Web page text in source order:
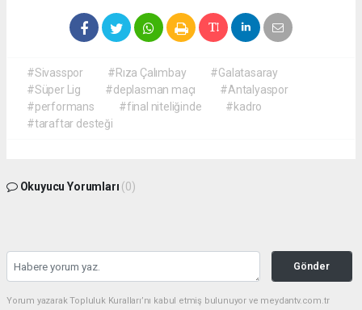
#Sivasspor #Rıza Çalımbay
#Galatasaray
#Süper Lig
#deplasman maçı
#Antalyaspor
#performans
#final niteliğinde
#kadro
#taraftar desteği
Okuyucu Yorumları (0)
Gönder
Yorum yazarak Topluluk Kuralları’nı kabul etmiş bulunuyor ve meydantv.com.tr